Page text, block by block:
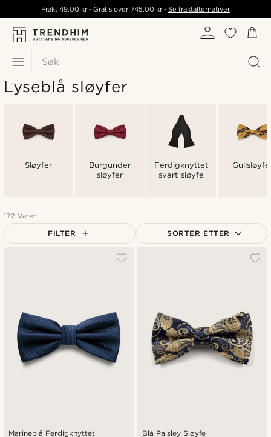
Søk
Frakt49.00 kr - Gratis over 745.00 kr- Se fraktalternativer
Lyseblå sløyfer
Sløyfer
Burgunder
sløyfer
Ferdigknyttet
svart sløyfe
172 Varer
FILTER SORTER ETTER
Marineblå Ferdigknyttet
Blå Paisley Sløyfe